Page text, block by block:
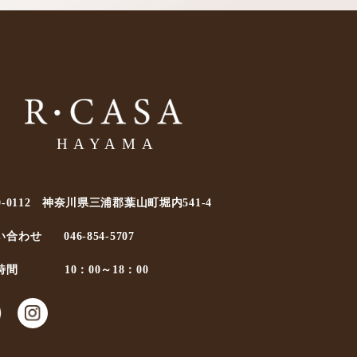
0112 神奈川県三浦郡葉山町堀内541-4
合わせ 046-854-5707
間 10：00～18：00